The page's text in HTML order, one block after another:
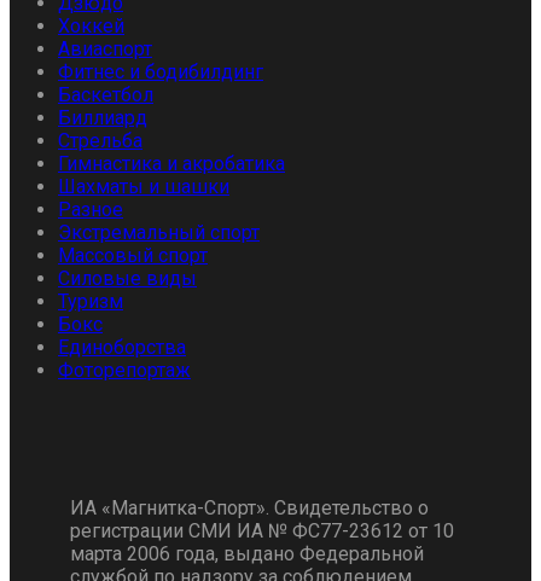
Хоккей
Авиаспорт
Фитнес и бодибилдинг
Баскетбол
Биллиард
Стрельба
Гимнастика и акробатика
Шахматы и шашки
Разное
Экстремальный спорт
Массовый спорт
Силовые виды
Туризм
Бокс
Единоборства
Фоторепортаж
ИА «Магнитка-Спорт». Свидетельство о
регистрации СМИ ИА № ФС77-23612 от 10
марта 2006 года, выдано Федеральной